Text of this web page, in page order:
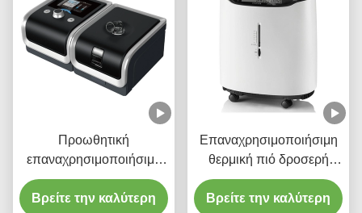
Προωθητική
επαναχρησιμοποιήσιμη
παράδοση τροφίμων
πιτσών τσαντών θερμικής
Βρείτε την καλύτερη
Επαναχρησιμοποιήσιμη
θερμική πιό δροσερή
τσάντα μόνωσης
σάντουιτς για Burger τα
Βρείτε την καλύτερη